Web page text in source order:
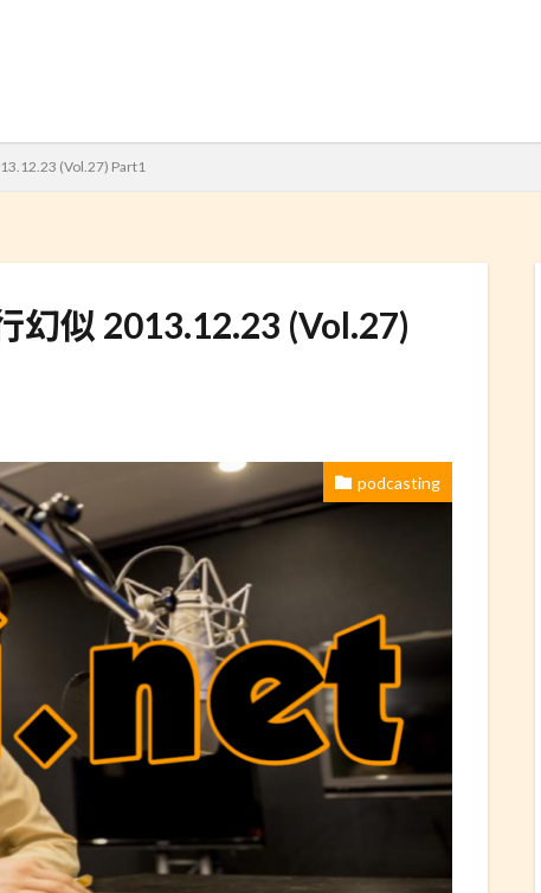
(Vol.27) Part1
似 2013.12.23 (Vol.27)
podcasting